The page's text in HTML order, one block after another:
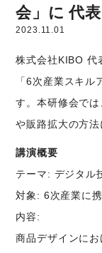
会」に 代
2023.11.01
株式会社KIBO 代
「6次産業スキル
す。本研修会で
や販路拡大の方法
講演概要
テーマ: デジタル
対象: 6次産業に
内容:
商品デザインに